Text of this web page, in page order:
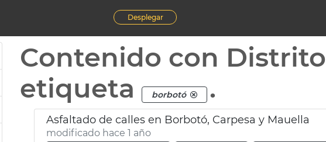
Desplegar
Contenido con Distrito
etiqueta
borbotó .
Asfaltado de calles en Borbotó, Carpesa y Mauella
modificado hace 1 año